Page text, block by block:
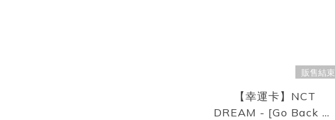
販售結束
【幸運卡】NCT
DREAM - [Go Back To